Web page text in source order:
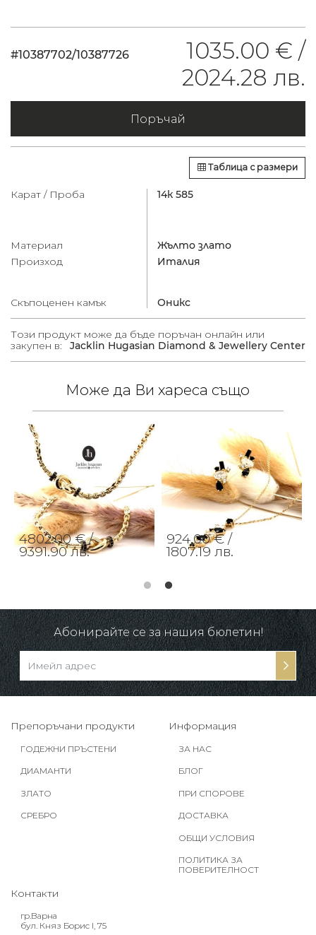
#10387702/10387726
1035.00 € /
2024.28 лв.
Поръчай
Таблица с размери
Карат / Проба 14к 585
Материал
Жълто злато
Произход
Италия
Скъпоценен камък Оникс
Този продукт може да бъде поръчан онлайн или
закупен в:
Jacklin Hugasian Diamond & Jewellery Center
Може да Ви хареса също
4802.00 € /
9391.90 лв.
924.00 € /
1807.19 лв.
Абонирайте се за нашия бюлетин!
Препоръчани продукти
ГОДЕЖНИ ПРЪСТЕНИ
ДИАМАНТИ
ЗЛАТО
СРЕБРО
Информация
ЗА НАС
БЛОГ
ПРИ СПОРОВЕ
ДОСТАВКА
ОБЩИ УСЛОВИЯ
ПОЛИТИКА ЗА
ПОВЕРИТЕЛНОСТ
Контакти
гр.Варна
бул. Княз Борис I, 75